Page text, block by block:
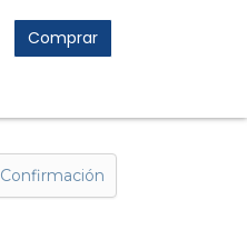
Comprar
Confirmación